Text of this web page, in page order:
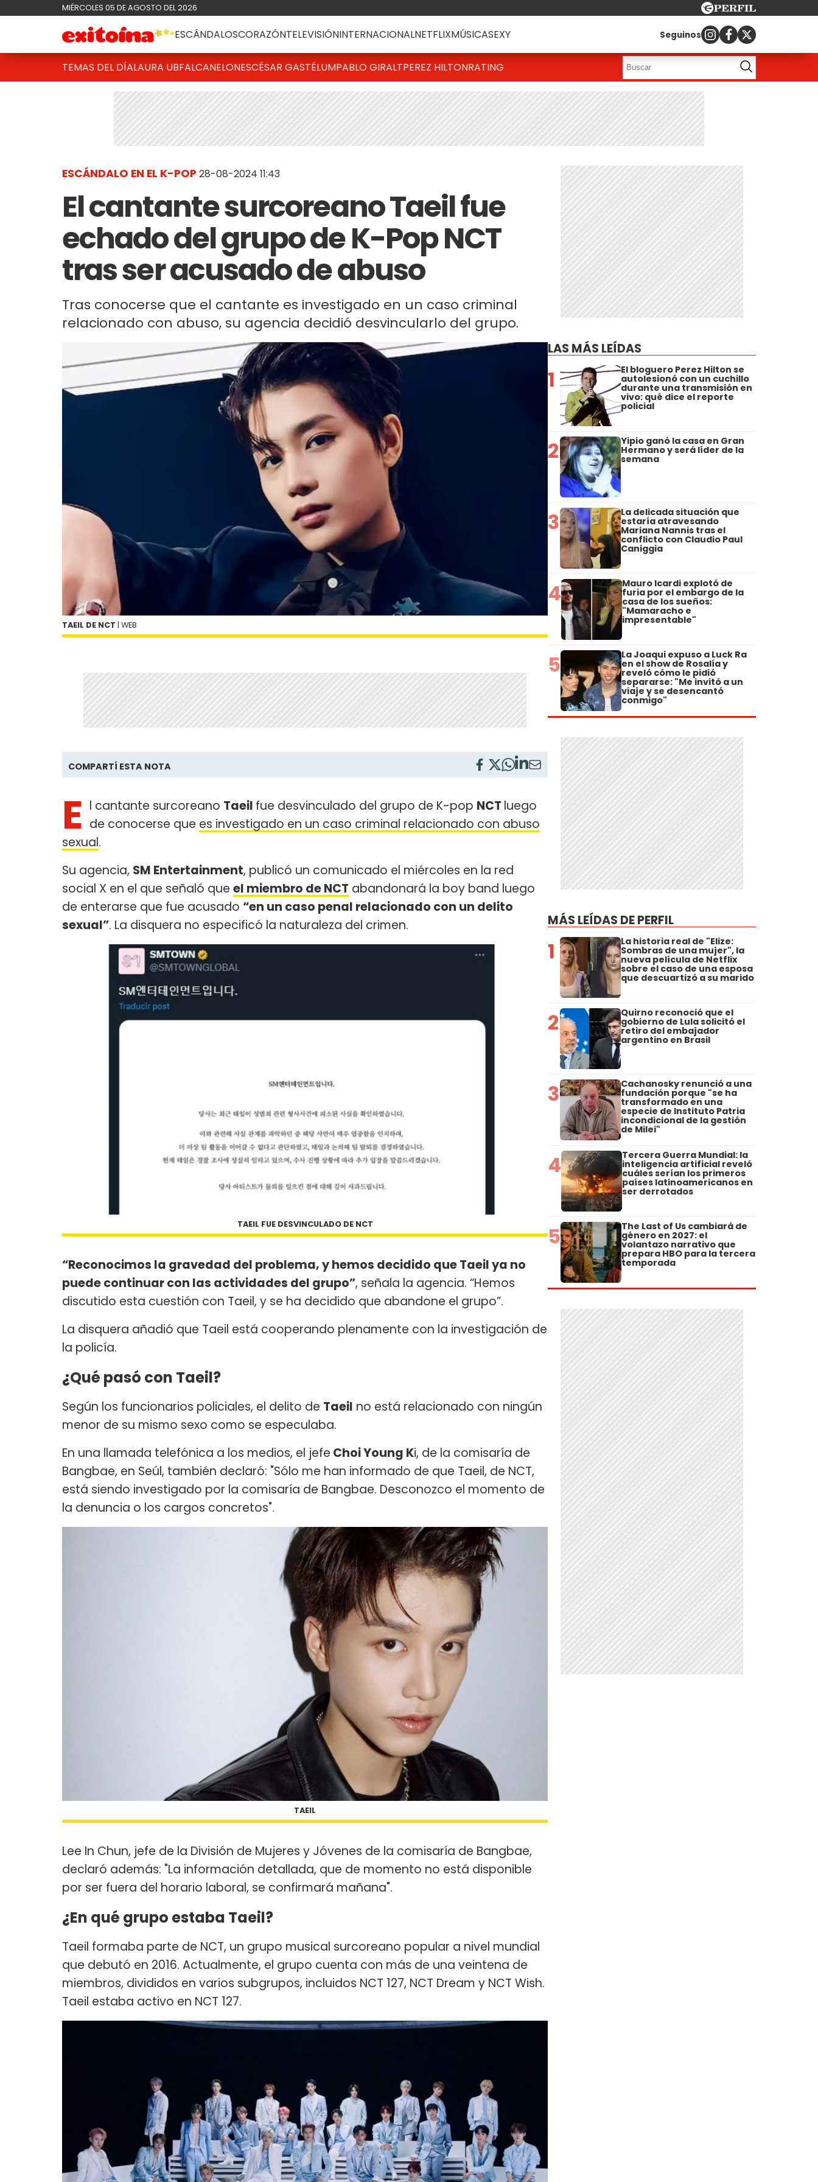
MIÉRCOLES 05 DE AGOSTO DEL 2026
ESCÁNDALOSCORAZÓNTELEVISIÓNINTERNACIONALNETFLIXMÚSICASEXY Seguinos
TEMAS DEL DÍALAURA UBFALCANELONESCÉSAR GASTÉLUMPABLO GIRALTPEREZ HILTONRATING
ESCÁNDALO EN EL K-POP 28-08-2024 11:43
El cantante surcoreano Taeil fue
echado del grupo de K-Pop NCT
tras ser acusado de abuso
Tras conocerse que el cantante es investigado en un caso criminal
relacionado con abuso, su agencia decidió desvincularlo del grupo.
TAEIL DE NCT | WEB
COMPARTÍ ESTA NOTA
E l cantante surcoreano Taeil fue desvinculado del grupo de K-pop NCT luego
de conocerse que es investigado en un caso criminal relacionado con abuso
sexual.
Su agencia, SM Entertainment, publicó un comunicado el miércoles en la red
social X en el que señaló que el miembro de NCT abandonará la boy band luego
de enterarse que fue acusado “en un caso penal relacionado con un delito
sexual”. La disquera no especificó la naturaleza del crimen.
TAEIL FUE DESVINCULADO DE NCT
“Reconocimos la gravedad del problema, y hemos decidido que Taeil ya no
puede continuar con las actividades del grupo”, señala la agencia. “Hemos
discutido esta cuestión con Taeil, y se ha decidido que abandone el grupo”.
La disquera añadió que Taeil está cooperando plenamente con la investigación de
la policía.
¿Qué pasó con Taeil?
Según los funcionarios policiales, el delito de Taeil no está relacionado con ningún
menor de su mismo sexo como se especulaba.
En una llamada telefónica a los medios, el jefe Choi Young Ki, de la comisaría de
Bangbae, en Seúl, también declaró: "Sólo me han informado de que Taeil, de NCT,
está siendo investigado por la comisaría de Bangbae. Desconozco el momento de
la denuncia o los cargos concretos".
TAEIL
Lee In Chun, jefe de la División de Mujeres y Jóvenes de la comisaría de Bangbae,
declaró además: "La información detallada, que de momento no está disponible
por ser fuera del horario laboral, se confirmará mañana".
¿En qué grupo estaba Taeil?
Taeil formaba parte de NCT, un grupo musical surcoreano popular a nivel mundial
que debutó en 2016. Actualmente, el grupo cuenta con más de una veintena de
miembros, divididos en varios subgrupos, incluidos NCT 127, NCT Dream y NCT Wish.
Taeil estaba activo en NCT 127.
LAS MÁS LEÍDAS
1 El bloguero Perez Hilton se
autolesionó con un cuchillo
durante una transmisión en
vivo: qué dice el reporte
policial
2 Yipio ganó la casa en Gran
Hermano y será líder de la
semana
3 La delicada situación que
estaría atravesando
Mariana Nannis tras el
conflicto con Claudio Paul
Caniggia
4 Mauro Icardi explotó de
furia por el embargo de la
casa de los sueños:
"Mamaracho e
impresentable"
5 La Joaqui expuso a Luck Ra
en el show de Rosalía y
reveló cómo le pidió
separarse: "Me invitó a un
viaje y se desencantó
conmigo"
MÁS LEÍDAS DE PERFIL
1 La historia real de "Elize:
Sombras de una mujer", la
nueva película de Netflix
sobre el caso de una esposa
que descuartizó a su marido
2 Quirno reconoció que el
gobierno de Lula solicitó el
retiro del embajador
argentino en Brasil
3 Cachanosky renunció a una
fundación porque "se ha
transformado en una
especie de Instituto Patria
incondicional de la gestión
de Milei"
4 Tercera Guerra Mundial: la
inteligencia artificial reveló
cuáles serían los primeros
países latinoamericanos en
ser derrotados
5 The Last of Us cambiará de
género en 2027: el
volantazo narrativo que
prepara HBO para la tercera
temporada